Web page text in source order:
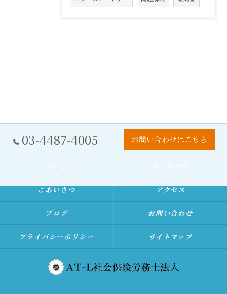
03-4487-4005 お問い合わせはこちら
ごあいさつ アクセス
ブログ お問い合わせ
プライバシーポリシー サイトマップ